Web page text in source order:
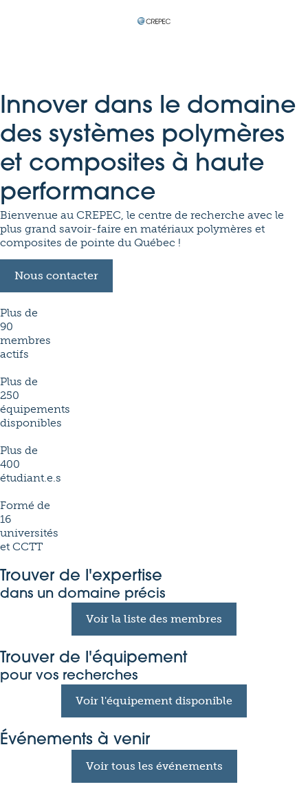
Innover dans le domaine
des systèmes polymères
et composites à haute
performance
Bienvenue au CREPEC, le centre de recherche avec le
plus grand savoir-faire en matériaux polymères et
composites de pointe du Québec !
Nous contacter
Plus de
90
membres
actifs
Plus de
250
équipements
disponibles
Plus de
400
étudiant.e.s
Formé de
16
universités
et CCTT
Trouver de l'expertise
dans un domaine précis
Voir la liste des membres
Trouver de l'équipement
pour vos recherches
Voir l'équipement disponible
Événements à venir
Voir tous les événements